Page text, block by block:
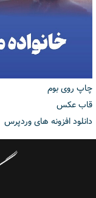
چاپ روی بوم
قاب عکس
دانلود افزونه های وردپرس